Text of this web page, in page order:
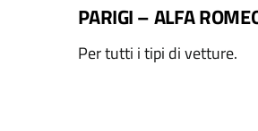
PARIGI – ALFA
Per tutti i tipi di vetture.